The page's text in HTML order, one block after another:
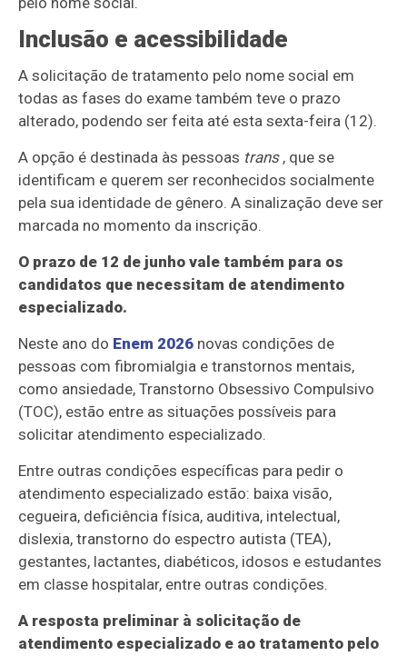
Inclusão e acessibilidade
A solicitação de tratamento pelo nome social em
todas as fases do exame também teve o prazo
alterado, podendo ser feita até esta sexta-feira (12).
A opção é destinada às pessoas trans, que se
identificam e querem ser reconhecidos socialmente
pela sua identidade de gênero. A sinalização deve ser
marcada no momento da inscrição.
O prazo de 12 de junho vale também para os
candidatos que necessitam de atendimento
especializado.
Neste ano do Enem 2026 novas condições de
pessoas com fibromialgia e transtornos mentais,
como ansiedade, Transtorno Obsessivo Compulsivo
(TOC), estão entre as situações possíveis para
solicitar atendimento especializado.
Entre outras condições específicas para pedir o
atendimento especializado estão: baixa visão,
cegueira, deficiência física, auditiva, intelectual,
dislexia, transtorno do espectro autista (TEA),
gestantes, lactantes, diabéticos, idosos e estudantes
em classe hospitalar, entre outras condições.
A resposta preliminar à solicitação de
atendimento especializado e ao tratamento pelo